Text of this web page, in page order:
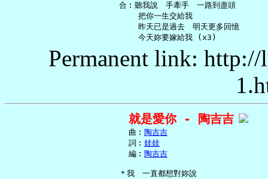
   合︰聽我說　手牽手　一路到盡頭
       把你一生交給我
       昨天已是過去　明天更多回憶
Permanent link:
就是愛你 - 陶吉吉
     曲︰
陶吉吉
     詞︰
娃娃
     編︰
陶吉吉
   ＊我　一直都想對妳說